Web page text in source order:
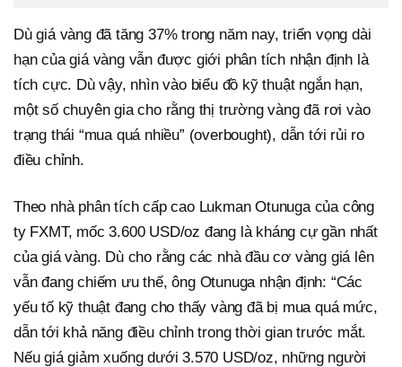
Dù giá vàng đã tăng 37% trong năm nay, triển vọng dài
hạn của giá vàng vẫn được giới phân tích nhận định là
tích cực. Dù vậy, nhìn vào biểu đồ kỹ thuật ngắn hạn,
một số chuyên gia cho rằng thị trường vàng đã rơi vào
trạng thái “mua quá nhiều” (overbought), dẫn tới rủi ro
điều chỉnh.
Theo nhà phân tích cấp cao Lukman Otunuga của công
ty FXMT, mốc 3.600 USD/oz đang là kháng cự gần nhất
của giá vàng. Dù cho rằng các nhà đầu cơ vàng giá lên
vẫn đang chiếm ưu thế, ông Otunuga nhận định: “Các
yếu tố kỹ thuật đang cho thấy vàng đã bị mua quá mức,
dẫn tới khả năng điều chỉnh trong thời gian trước mắt.
Nếu giá giảm xuống dưới 3.570 USD/oz, những người